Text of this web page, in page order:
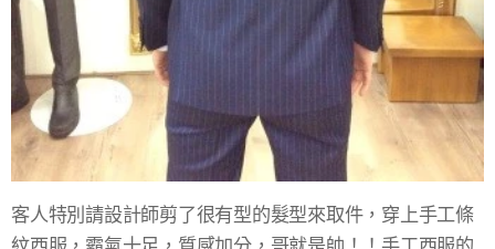
客人特別請設計師剪了很有型的髮型來取件，穿上手工條